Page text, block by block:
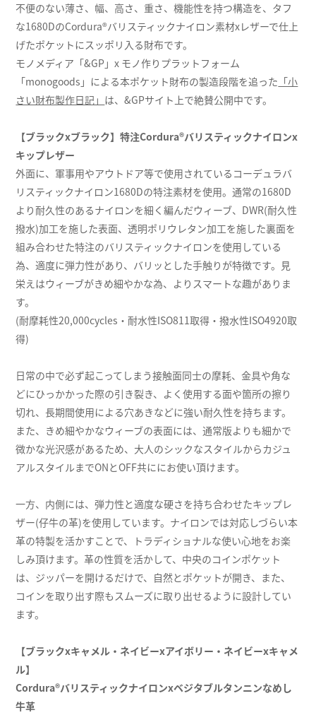
不便のない薄さ、幅、高さ、重さ、機能性を持つ構造を、タフ
な1680DのCordura®バリスティックナイロン素材xレザーで仕上
げたポケットにスッポリ入る財布です。
モノメディア「&GP」x モノ作りプラットフォーム
「monogoods」による本ポケット財布の製造段階を追った 「小
さい財布製作日記」 は、&GPサイト上で絶賛公開中です。
【ブラックxブラック】特注Cordura®バリスティックナイロンx
キップレザー
外面に、軍事用やアウトドア等で使用されているコーデュラバ
リスティックナイロン1680Dの特注素材を使用。通常の1680D
より耐久性のあるナイロンを細く編んだウィーブ、DWR(耐久性
撥水)加工を施した表面、透明ポリウレタン加工を施した裏面を
組み合わせた特注のバリスティックナイロンを使用している
為、適度に弾力性があり、バリッとした手触りが特徴です。見
栄えはウィーブがきめ細やかな為、よりスマートな趣がありま
す。
(耐摩耗性20,000cycles・耐水性ISO811取得・撥水性ISO4920取
得)
日常の中で必ず起こってしまう接触面同士の摩耗、金具や角な
どにひっかかった際の引き裂き、よく使用する面や箇所の擦り
切れ、長期間使用による穴あきなどに強い耐久性を持ちます。
また、きめ細やかなウィーブの表面には、通常版よりも細かで
微かな光沢感があるため、大人のシックなスタイルからカジュ
アルスタイルまでONとOFF共ににお使い頂けます。
一方、内側には、弾力性と適度な硬さを持ち合わせたキップレ
ザー(仔牛の革)を使用しています。ナイロンでは対応しづらい本
革の特製を活かすことで、トラディショナルな使い心地をお楽
しみ頂けます。革の性質を活かして、中央のコインポケット
は、ジッパーを開けるだけで、自然とポケットが開き、また、
コインを取り出す際もスムーズに取り出せるように設計してい
ます。
【ブラックxキャメル・ネイビーxアイボリー・ネイビーxキャメ
ル】
Cordura®バリスティックナイロンxベジタブルタンニンなめし
牛革